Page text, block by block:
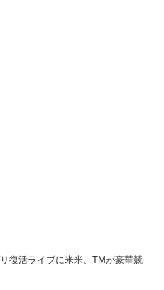
復活ライブに米米、TMが豪華競